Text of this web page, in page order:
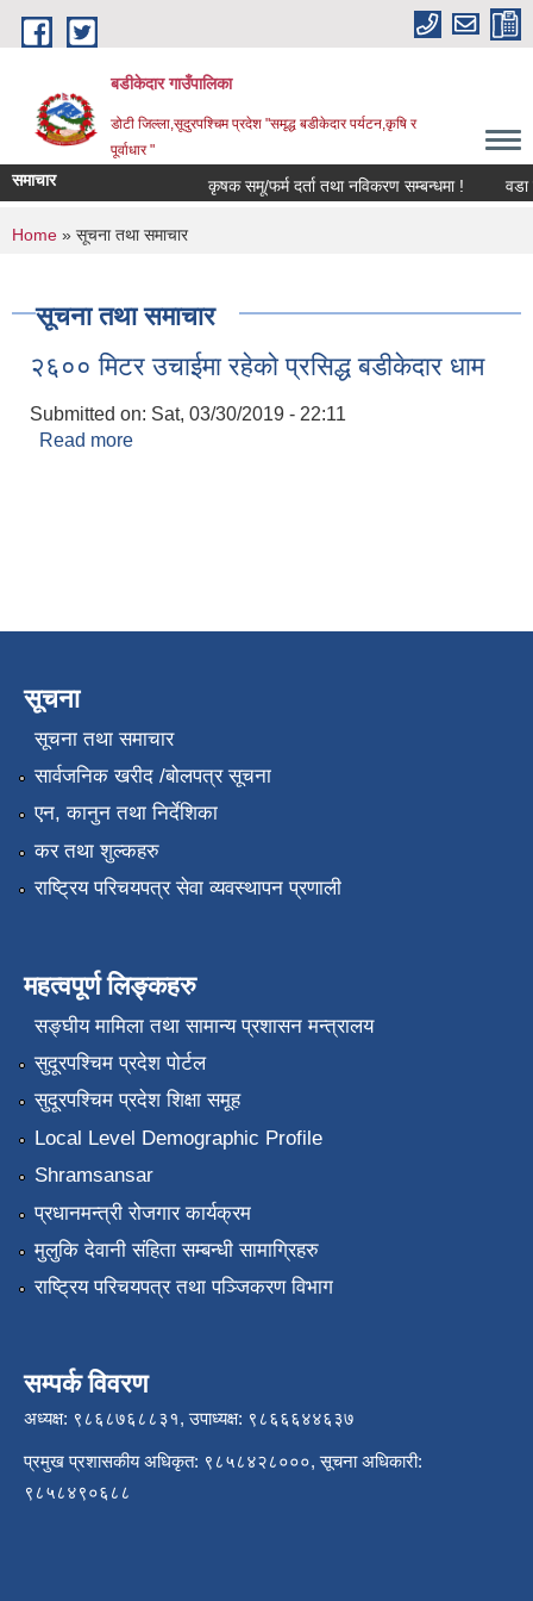
Skip to main content
बडीकेदार गाउँपालिका
डोटी जिल्ला,सूदुरपश्चिम प्रदेश "समृद्ध बडीकेदार पर्यटन,कृषि र
पूर्वाधार "
समाचार कृषक समू/फर्म दर्ता तथा नविकरण सम्बन्धमा ! वडा
You are here
Home » सूचना तथा समाचार
सूचना तथा समाचार
२६०० मिटर उचाईमा रहेको प्रसिद्ध बडीकेदार धाम
Submitted on: Sat, 03/30/2019 - 22:11
Read more
सूचना
सूचना तथा समाचार
सार्वजनिक खरीद /बोलपत्र सूचना
एन, कानुन तथा निर्देशिका
कर तथा शुल्कहरु
राष्ट्रिय परिचयपत्र सेवा व्यवस्थापन प्रणाली
महत्वपूर्ण लिङ्कहरु
सङ्‍घीय मामिला तथा सामान्य प्रशासन मन्त्रालय
सुदूरपश्चिम प्रदेश पोर्टल
सुदूरपश्चिम प्रदेश शिक्षा समूह
Local Level Demographic Profile
Shramsansar
प्रधानमन्त्री रोजगार कार्यक्रम
मुलुकि देवानी संहिता सम्बन्धी सामाग्रिहरु
राष्ट्रिय परिचयपत्र तथा पञ्जिकरण विभाग
सम्पर्क विवरण
अध्यक्ष: ९८६८७६८८३१, उपाध्यक्ष: ९८६६६४४६३७
प्रमुख प्रशासकीय अधिकृत: ९८५८४२८०००, सूचना अधिकारी:
९८५८४९०६८८